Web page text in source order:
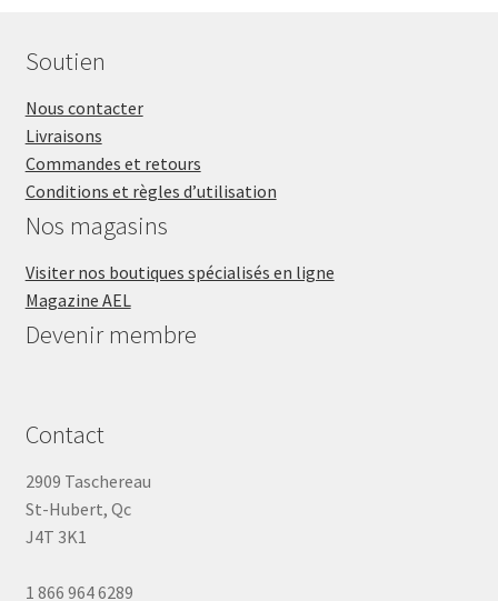
Soutien
Nous contacter
Livraisons
Commandes et retours
Conditions et règles d’utilisation
Nos magasins
Visiter nos boutiques spécialisés en ligne
Magazine AEL
Devenir membre
Contact
2909 Taschereau
St-Hubert, Qc
J4T 3K1
1 866 964 6289